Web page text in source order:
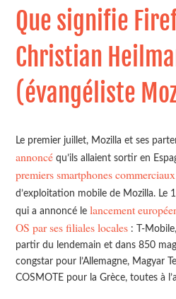
Que signifie
Christian
(évangéliste
Le premier juillet, Mozilla et ses
annoncé qu’ils allaient sortir en
premiers smartphones commerciaux
d’exploitation mobile de Mozilla. Le
qui a annoncé le lancement
OS par ses filiales locales : T-
partir du lendemain et dans 850
congstar pour l’Allemagne, Magyar
COSMOTE pour la Grèce, toutes à